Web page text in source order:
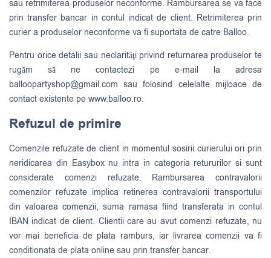
sau retrimiterea produselor neconforme. Rambursarea se va face
prin transfer bancar in contul indicat de client. Retrimiterea prin
curier a produselor neconforme va fi suportata de catre Balloo.
Pentru orice detalii sau neclarităţi privind returnarea produselor te
rugăm să ne contactezi pe e-mail la adresa
balloopartyshop@gmail.com sau folosind celelalte mijloace de
contact existente pe www.balloo.ro.
Refuzul de primire
Comenzile refuzate de client in momentul sosirii curierului ori prin
neridicarea din Easybox nu intra in categoria retururilor si sunt
considerate comenzi refuzate. Rambursarea contravalorii
comenzilor refuzate implica retinerea contravalorii transportului
din valoarea comenzii, suma ramasa fiind transferata in contul
IBAN indicat de client. Clientii care au avut comenzi refuzate, nu
vor mai beneficia de plata ramburs, iar livrarea comenzii va fi
conditionata de plata online sau prin transfer bancar.